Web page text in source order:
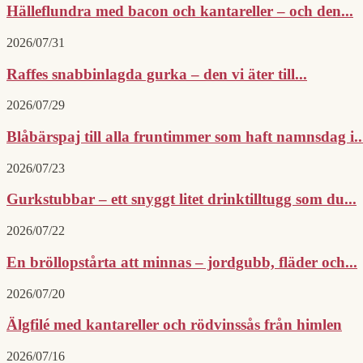
Hälleflundra med bacon och kantareller – och den...
2026/07/31
Raffes snabbinlagda gurka – den vi äter till...
2026/07/29
Blåbärspaj till alla fruntimmer som haft namnsdag
2026/07/23
Gurkstubbar – ett snyggt litet drinktilltugg som du...
2026/07/22
En bröllopstårta att minnas – jordgubb, fläder och...
2026/07/20
Älgfilé med kantareller och rödvinssås från himlen
2026/07/16